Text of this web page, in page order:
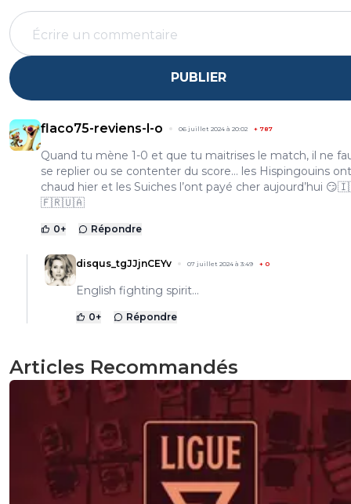
PUBLIER
flaco75-reviens-l-o 06 juillet 2024 à 20:02 + 787
Quand tu mène 1-0 et que tu maitrises le match, il ne
se replier ou se contenter du score… les Hispingouins
chaud hier et les Suiches l’ont payé cher aujourd’hui
🇫🇷🇺🇦
0+ Répondre
disqus_tgJJjnCEYv 07 juillet 2024 à 3:49 + 0
English fighting spirit...
0+ Répondre
Articles Recommandés